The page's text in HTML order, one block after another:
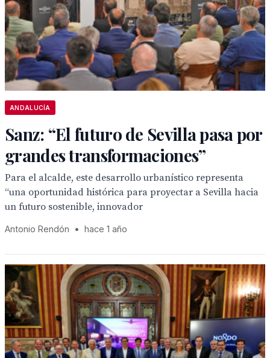
ANDALUCÍA
Sanz: “El futuro de Sevilla pasa por
grandes transformaciones”
Para el alcalde, este desarrollo urbanístico representa
“una oportunidad histórica para proyectar a Sevilla hacia
un futuro sostenible, innovador
Antonio Rendón • hace 1 año